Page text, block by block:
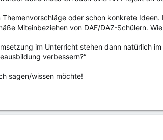
oder schon konkrete
Miteinbeziehen von DAF/DAZ-Schülern.
im Unterricht stehen dann natürlich
verbessern?“
sagen/wissen möchte!